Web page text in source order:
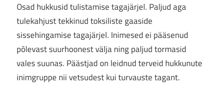
Osad hukkusid tulistamise tagajärjel. Paljud aga
tulekahjust tekkinud toksiliste gaaside
sissehingamise tagajärjel. Inimesed ei pääsenud
põlevast suurhoonest välja ning paljud tormasid
vales suunas. Päästjad on leidnud terveid hukkunute
inimgruppe nii vetsudest kui turvauste tagant.